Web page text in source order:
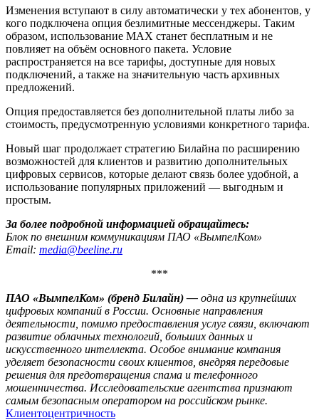
Изменения вступают в силу автоматически у тех абонентов, у
кого подключена опция безлимитные мессенджеры. Таким
образом, использование MAX станет бесплатным и не
повлияет на объём основного пакета. Условие
распространяется на все тарифы, доступные для новых
подключений, а также на значительную часть архивных
предложений.
Опция предоставляется без дополнительной платы либо за
стоимость, предусмотренную условиями конкретного тарифа.
Новый шаг продолжает стратегию Билайна по расширению
возможностей для клиентов и развитию дополнительных
цифровых сервисов, которые делают связь более удобной, а
использование популярных приложений — выгодным и
простым.
За более подробной информацией обращайтесь:
Блок по внешним коммуникациям ПАО «ВымпелКом»
Email: media@beeline.ru
***
ПАО «ВымпелКом» (бренд Билайн) — одна из крупнейших
цифровых компаний в России. Основные направления
деятельности, помимо предоставления услуг связи, включают
развитие облачных технологий, больших данных и
искусственного интеллекта. Особое внимание компания
уделяет безопасности своих клиентов, внедряя передовые
решения для предотвращения спама и телефонного
мошенничества. Исследовательские агентства признают
самым безопасным оператором на российском рынке.
Клиентоцентричность